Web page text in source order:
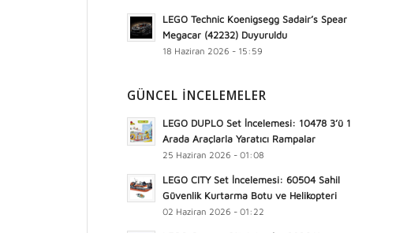
LEGO Technic Koenigsegg Sadair’s Spear
Megacar (42232) Duyuruldu
18 Haziran 2026 - 15:59
GÜNCEL İNCELEMELER
LEGO DUPLO Set İncelemesi: 10478 3’ü 1
Arada Araçlarla Yaratıcı Rampalar
25 Haziran 2026 - 01:08
LEGO CITY Set İncelemesi: 60504 Sahil
Güvenlik Kurtarma Botu ve Helikopteri
02 Haziran 2026 - 01:22